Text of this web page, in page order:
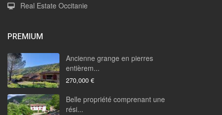
Real Estate Occitanie
PREMIUM
Ancienne grange en pierres
entièrem...
270,000 €
Belle propriété comprenant une
rési...